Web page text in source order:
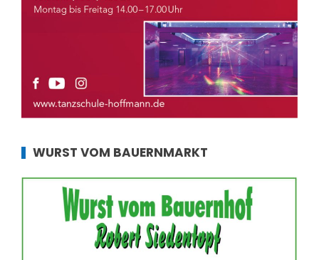
WURST VOM BAUERNMARKT